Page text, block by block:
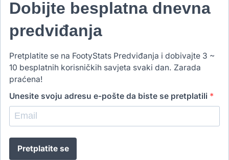
Dobijte besplatna dnevna
predviđanja
Pretplatite se na FootyStats Predviđanja i dobivajte 3 ~
10 besplatnih korisničkih savjeta svaki dan. Zarada
praćena!
Unesite svoju adresu e-pošte da biste se pretplatili *
Pretplatite se